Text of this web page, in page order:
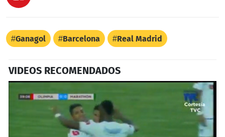
Ganagol Barcelona Real Madrid
VIDEOS RECOMENDADOS